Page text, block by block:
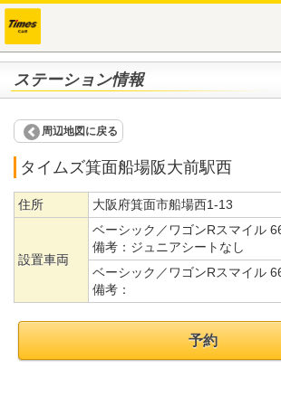
ステーション情報
周辺地図に戻る
タイムズ箕面船場阪大前駅西
住所 大阪府箕面市船場西1-13
設置車両
ベーシック／ワゴンRスマイル
備考： ジュニアシートなし
ベーシック／ワゴンRスマイル
備考：
予約